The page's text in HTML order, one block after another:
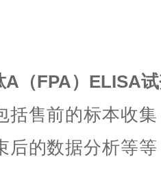
A（FPA）ELISA
括售前的标本收
后的数据分析等